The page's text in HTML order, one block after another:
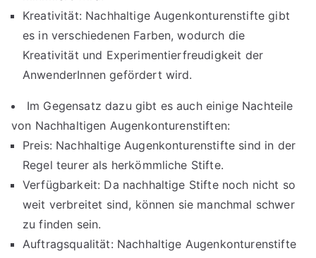
Kreativität: Nachhaltige Augenkonturenstifte gibt
es in verschiedenen Farben, wodurch die
Kreativität und Experimentierfreudigkeit der
AnwenderInnen gefördert wird.
Im Gegensatz dazu gibt es auch einige Nachteile
von Nachhaltigen Augenkonturenstiften:
Preis: Nachhaltige Augenkonturenstifte sind in der
Regel teurer als herkömmliche Stifte.
Verfügbarkeit: Da nachhaltige Stifte noch nicht so
weit verbreitet sind, können sie manchmal schwer
zu finden sein.
Auftragsqualität: Nachhaltige Augenkonturenstifte